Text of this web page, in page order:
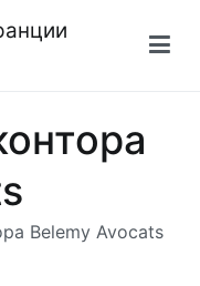
Belemy Avocats